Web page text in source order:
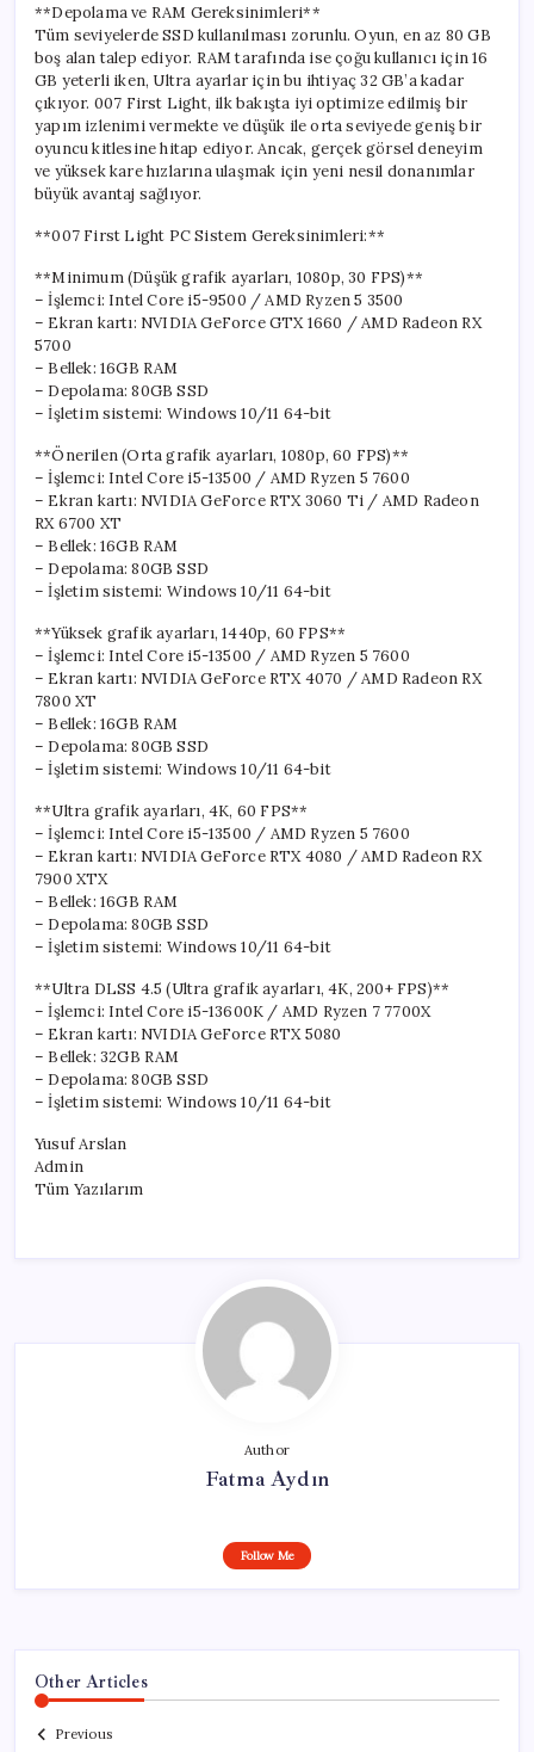
**Depolama ve RAM Gereksinimleri**
Tüm seviyelerde SSD kullanılması zorunlu. Oyun, en az 80 GB
boş alan talep ediyor. RAM tarafında ise çoğu kullanıcı için 16
GB yeterli iken, Ultra ayarlar için bu ihtiyaç 32 GB’a kadar
çıkıyor. 007 First Light, ilk bakışta iyi optimize edilmiş bir
yapım izlenimi vermekte ve düşük ile orta seviyede geniş bir
oyuncu kitlesine hitap ediyor. Ancak, gerçek görsel deneyim
ve yüksek kare hızlarına ulaşmak için yeni nesil donanımlar
büyük avantaj sağlıyor.
**007 First Light PC Sistem Gereksinimleri:**
**Minimum (Düşük grafik ayarları, 1080p, 30 FPS)**
– İşlemci: Intel Core i5-9500 / AMD Ryzen 5 3500
– Ekran kartı: NVIDIA GeForce GTX 1660 / AMD Radeon RX
5700
– Bellek: 16GB RAM
– Depolama: 80GB SSD
– İşletim sistemi: Windows 10/11 64-bit
**Önerilen (Orta grafik ayarları, 1080p, 60 FPS)**
– İşlemci: Intel Core i5-13500 / AMD Ryzen 5 7600
– Ekran kartı: NVIDIA GeForce RTX 3060 Ti / AMD Radeon
RX 6700 XT
– Bellek: 16GB RAM
– Depolama: 80GB SSD
– İşletim sistemi: Windows 10/11 64-bit
**Yüksek grafik ayarları, 1440p, 60 FPS**
– İşlemci: Intel Core i5-13500 / AMD Ryzen 5 7600
– Ekran kartı: NVIDIA GeForce RTX 4070 / AMD Radeon RX
7800 XT
– Bellek: 16GB RAM
– Depolama: 80GB SSD
– İşletim sistemi: Windows 10/11 64-bit
**Ultra grafik ayarları, 4K, 60 FPS**
– İşlemci: Intel Core i5-13500 / AMD Ryzen 5 7600
– Ekran kartı: NVIDIA GeForce RTX 4080 / AMD Radeon RX
7900 XTX
– Bellek: 16GB RAM
– Depolama: 80GB SSD
– İşletim sistemi: Windows 10/11 64-bit
**Ultra DLSS 4.5 (Ultra grafik ayarları, 4K, 200+ FPS)**
– İşlemci: Intel Core i5-13600K / AMD Ryzen 7 7700X
– Ekran kartı: NVIDIA GeForce RTX 5080
– Bellek: 32GB RAM
– Depolama: 80GB SSD
– İşletim sistemi: Windows 10/11 64-bit
Yusuf Arslan
Admin
Tüm Yazılarım
Author
Fatma Aydın
Follow Me
Other Articles
Previous